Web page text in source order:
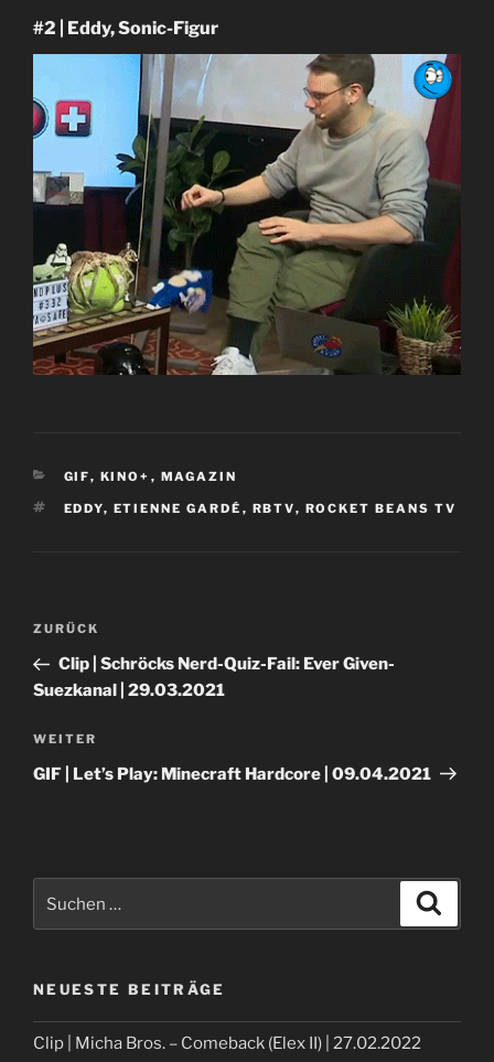
#2 | Eddy, Sonic-Figur
KATEGORIEN
GIF, KINO+ , MAGAZIN
SCHLAGWÖRTER
EDDY, ETIENNE GARDÉ , RBTV, ROCKET BEANS TV
Beitragsnavigation
Vorheriger
Beitrag
ZURÜCK
Clip | Schröcks Nerd-Quiz-Fail: Ever Given-
Suezkanal | 29.03.2021
Nächster
Beitrag
WEITER
GIF | Let’s Play: Minecraft Hardcore | 09.04.2021
nach:
NEUESTE BEITRÄGE
Clip | Micha Bros. – Comeback (Elex II) | 27.02.2022